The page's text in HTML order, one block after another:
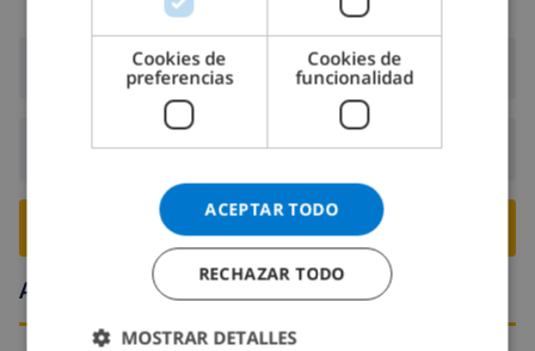
Llegada:Desde 17:00 antes de 20:00
Salida:Antes de: 10:00
RESERVE ESTE CHALÉ ›
Alrededores
Cookies de
preferencias
Cookies de
funcionalidad
ACEPTAR TODO
RECHAZAR TODO
MOSTRAR DETALLES